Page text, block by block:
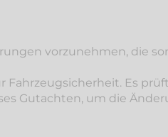
vorzunehmen, die
Fahrzeugsicherheit. Es
Gutachten, um die